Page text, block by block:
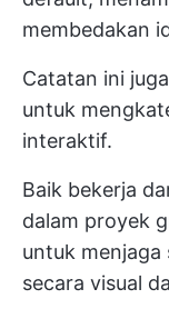
membedakan
Catatan ini
untuk
interaktif.
Baik bekerja
dalam proyek
untuk
secara visual